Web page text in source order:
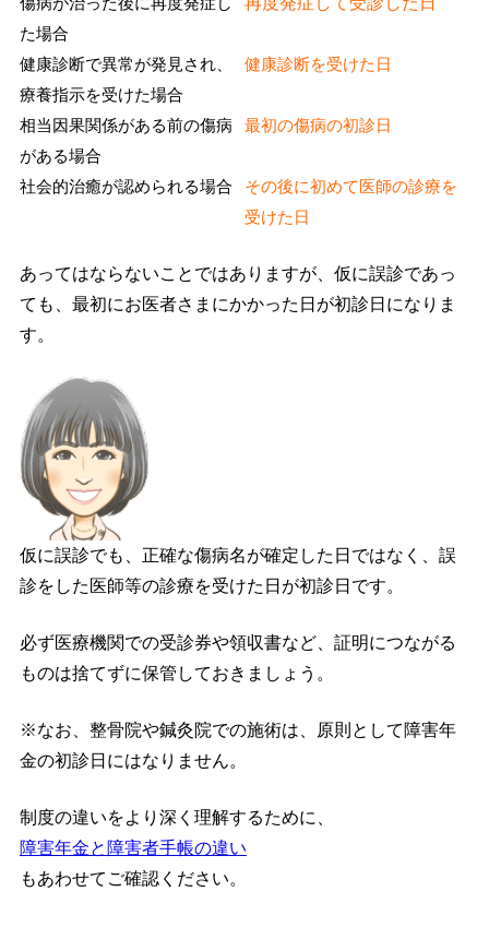
た場合
健康診断で異常が発見され、
療養指示を受けた場合
健康診断を受けた日
相当因果関係がある前の傷病
がある場合
最初の傷病の初診日
社会的治癒が認められる場合
その後に初めて医師の診療を
受けた日
あってはならないことではありますが、仮に誤診であっ
ても、最初にお医者さまにかかった日が初診日になりま
す。
仮に誤診でも、正確な傷病名が確定した日ではなく、誤
診をした医師等の診療を受けた日が初診日です。
必ず医療機関での受診券や領収書など、証明につながる
ものは捨てずに保管しておきましょう。
※なお、整骨院や鍼灸院での施術は、原則として障害年
金の初診日にはなりません。
制度の違いをより深く理解するために、
障害年金と障害者手帳の違い
もあわせてご確認ください。